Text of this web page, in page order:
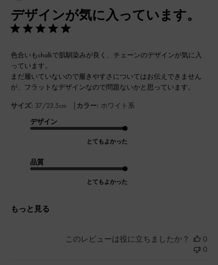
デザインが気に入っています。
色合いもchalkで肌馴染みが良く、チェーンのデザインが気に入
っています。
まだ履いていないので履きやすさについてはお伝えできません
が、フラットなデザインなので問題ないかと思っています。
サイズ: 37/23.5cm | カラー: ホワイト系
デザイン
とてもよかった
品質
とてもよかった
もっと見る
このレビューは役に立ちましたか？
0
0